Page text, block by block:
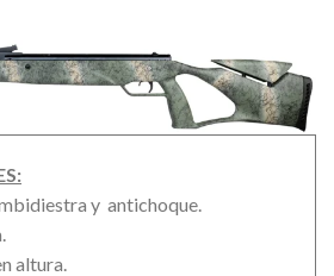
y antichoque.
altura.